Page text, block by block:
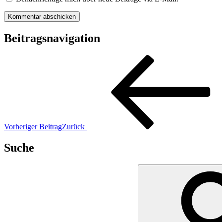
Beitragsnavigation
Vorheriger BeitragZurück
Suche